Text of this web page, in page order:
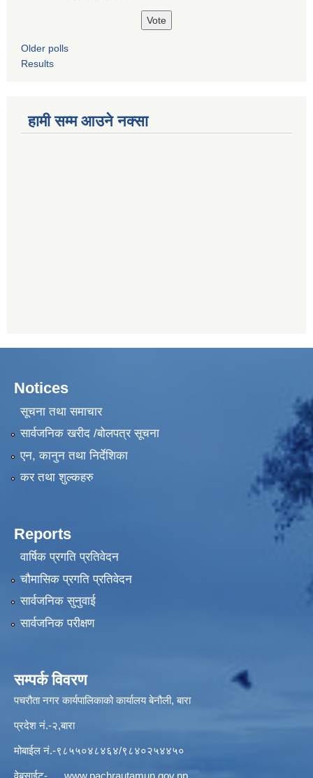
Older polls
Results
हामी सम्म आउने नक्सा
Notices
सूचना तथा समाचार
सार्वजनिक खरीद /बोलपत्र सूचना
एन, कानुन तथा निर्देशिका
कर तथा शुल्कहरु
Reports
वार्षिक प्रगति प्रतिवेदन
चौमासिक प्रगति प्रतिवेदन
सार्वजनिक सुनुवाई
सार्वजनिक परीक्षण
सम्पर्क विवरण
पचरौता नगर कार्यपालिकाको कार्यालय बेनौली, बारा
प्रदेश नं.-२,बारा
मोबाईल नं.-९८५५०४८४६४/९८४०२५४४५०
वेबसाईट- www.pachrautamun.gov.np